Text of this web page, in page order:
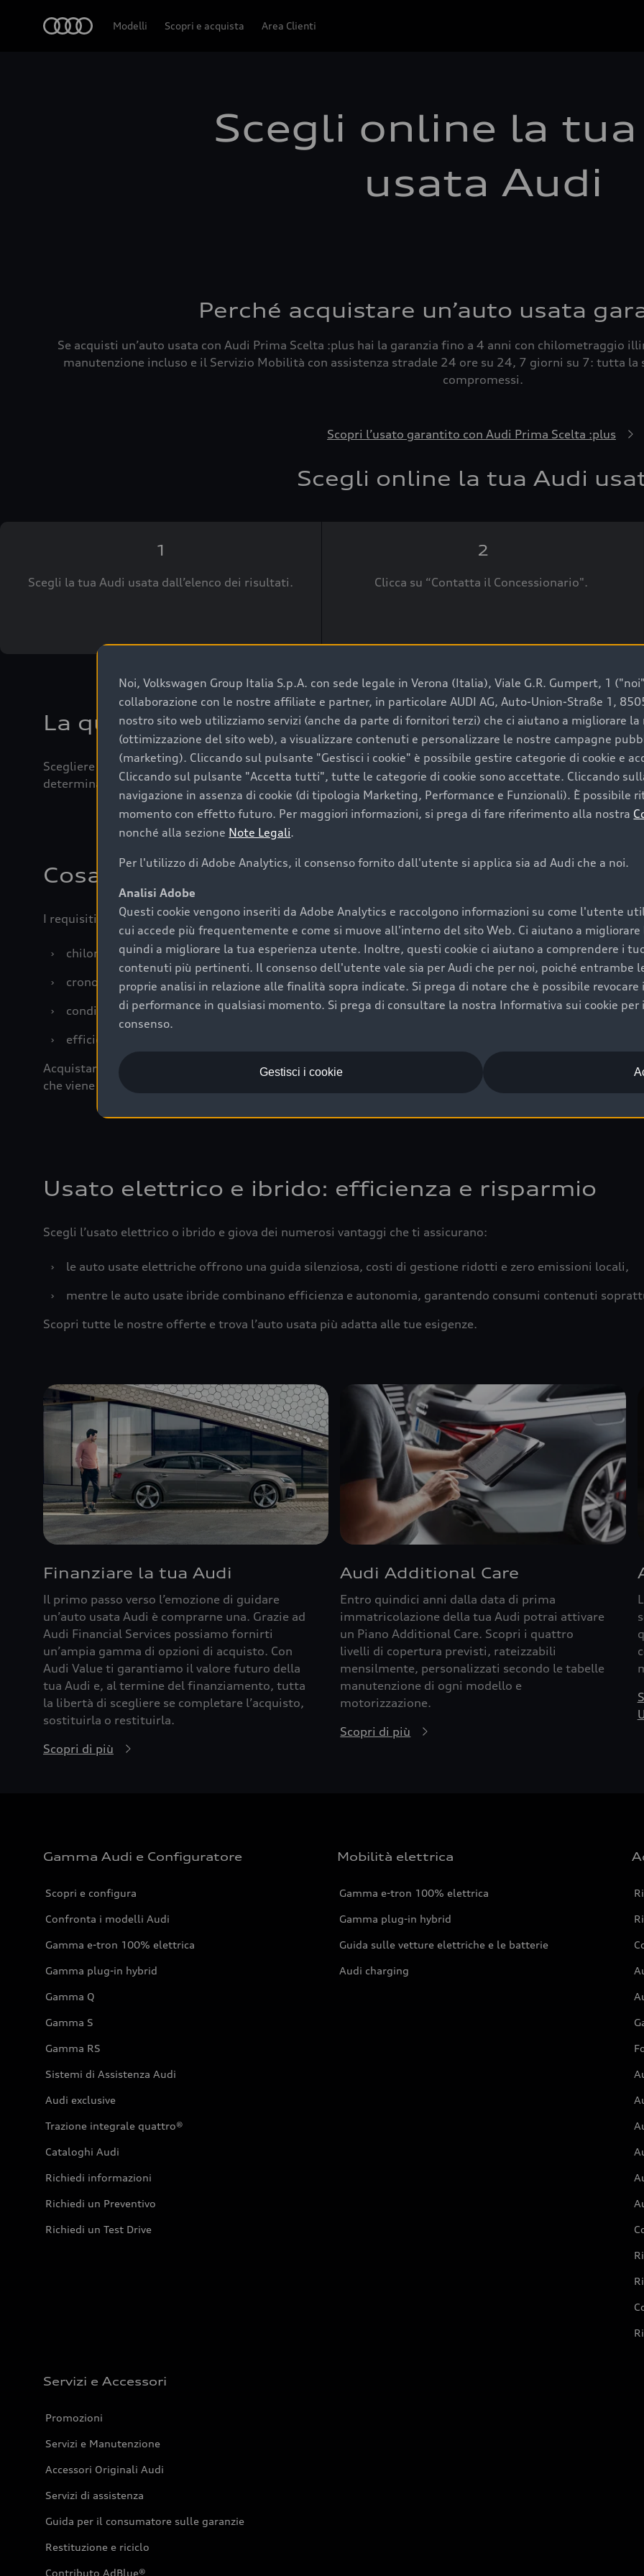
Modelli Scopri e acquista Area Clienti
Scegli online la
usata Audi
Perché acquistare un’auto usata
Se acquisti un’auto usata con Audi Prima Scelta :plus hai la garanzia fino a 4 anni con chilometraggio
manutenzione incluso e il Servizio Mobilità con assistenza stradale 24 ore su 24, 7 giorni su 7: tutta la
compromessi.
Scopri l’usato garantito con Audi Prima Scelta :plus
Scegli online la tua Audi
1
Scegli la tua Audi usata dall’elenco dei risultati.
2
Clicca su “Contatta il Concessionario".
La qualità di acquistare un’auto usata Audi
Scegliere un’auto usata è una decisione che coniuga convenienza, affidabilità e sostenibilità. Per fare un
determinanti come la garanzia inclusa e l’affidabilità del marchio. Audi offre l’auto usata perfetta tramite
Cosa sapere prima di acquistare la tua prossima
I requisiti fondamentali da considerare prima di acquistare un’auto usata, oltre al prezzo e all'aspetto,
›
chilometraggio: un valore contenuto corrisponde a uno stato migliore del veicolo e a una maggiore
›
cronologia dei tagliandi: una documentazione completa della vettura certifica una manutenzione
›
condizioni della carrozzeria e degli interni: una buona conservazione evidenzia cura e attenzione del
›
efficienza meccanica: motore, trasmissione e componenti principali in ottimo stato garantiscono
Acquistare un’auto usata in una Concessionaria ufficiale Audi che offre l’usato garantito tramite Audi
che viene sottoposto a 110 controlli approfonditi e coperto da garanzia fino a 4 anni per una maggiore
Usato elettrico e ibrido: efficienza e risparmio
Scegli l’usato elettrico o ibrido e giova dei numerosi vantaggi che ti assicurano:
›
le auto usate elettriche offrono una guida silenziosa, costi di gestione ridotti e zero emissioni locali,
›
mentre le auto usate ibride combinano efficienza e autonomia, garantendo consumi contenuti
Scopri tutte le nostre offerte e trova l’auto usata più adatta alle tue esigenze.
Finanziare la tua Audi
Il primo passo verso l’emozione di guidare
un’auto usata Audi è comprarne una. Grazie ad
Audi Financial Services possiamo fornirti
un’ampia gamma di opzioni di acquisto. Con
Audi Value ti garantiamo il valore futuro della
tua Audi e, al termine del finanziamento, tutta
la libertà di scegliere se completare l’acquisto,
sostituirla o restituirla.
Scopri di più
Audi Additional Care
Entro quindici anni dalla data di prima
immatricolazione della tua Audi potrai attivare
un Piano Additional Care. Scopri i quattro
livelli di copertura previsti, rateizzabili
mensilmente, personalizzati secondo le tabelle
manutenzione di ogni modello e
motorizzazione.
Scopri di più
Gamma Audi e Configuratore
Scopri e configura
Confronta i modelli Audi
Gamma e-tron 100% elettrica
Gamma plug-in hybrid
Gamma Q
Gamma S
Gamma RS
Sistemi di Assistenza Audi
Audi exclusive
Trazione integrale quattro®
Cataloghi Audi
Richiedi informazioni
Richiedi un Preventivo
Richiedi un Test Drive
Mobilità elettrica
Gamma e-tron 100% elettrica
Gamma plug-in hybrid
Guida sulle vetture elettriche e le batterie
Audi charging
Servizi e Accessori
Promozioni
Servizi e Manutenzione
Accessori Originali Audi
Servizi di assistenza
Guida per il consumatore sulle garanzie
Restituzione e riciclo
Contributo AdBlue®
Noi, Volkswagen Group Italia S.p.A. con sede legale in Verona (Italia), Viale G.R. Gumpert, 1
collaborazione con le nostre affiliate e partner, in particolare AUDI AG, Auto-Union-Straße 1,
nostro sito web utilizziamo servizi (anche da parte di fornitori terzi) che ci aiutano a migliorare la
(ottimizzazione del sito web), a visualizzare contenuti e personalizzare le nostre campagne
(marketing). Cliccando sul pulsante "Gestisci i cookie" è possibile gestire categorie di cookie e
Cliccando sul pulsante "Accetta tutti", tutte le categorie di cookie sono accettate. Cliccando
navigazione in assenza di cookie (di tipologia Marketing, Performance e Funzionali). È possibile
momento con effetto futuro. Per maggiori informazioni, si prega di fare riferimento alla nostra
nonché alla sezione Note Legali.
Per l'utilizzo di Adobe Analytics, il consenso fornito dall'utente si applica sia ad Audi che a noi.
Analisi Adobe
Questi cookie vengono inseriti da Adobe Analytics e raccolgono informazioni su come l'utente
cui accede più frequentemente e come si muove all'interno del sito Web. Ci aiutano a
quindi a migliorare la tua esperienza utente. Inoltre, questi cookie ci aiutano a comprendere i
contenuti più pertinenti. Il consenso dell'utente vale sia per Audi che per noi, poiché entrambe
proprie analisi in relazione alle finalità sopra indicate. Si prega di notare che è possibile
di performance in qualsiasi momento. Si prega di consultare la nostra Informativa sui cookie per
consenso.
Gestisci i cookie